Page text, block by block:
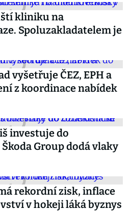
kliniku na
Spoluzakladatelem je
vyšetřuje ČEZ, EPH a
z koordinace nabídek
investuje do
Group dodá vlaky
rekordní zisk, inflace
v hokeji láká byznys